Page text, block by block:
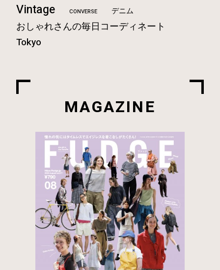
Vintage CONVERSE デニム
おしゃれさんの毎日コーディネート
Tokyo
MAGAZINE